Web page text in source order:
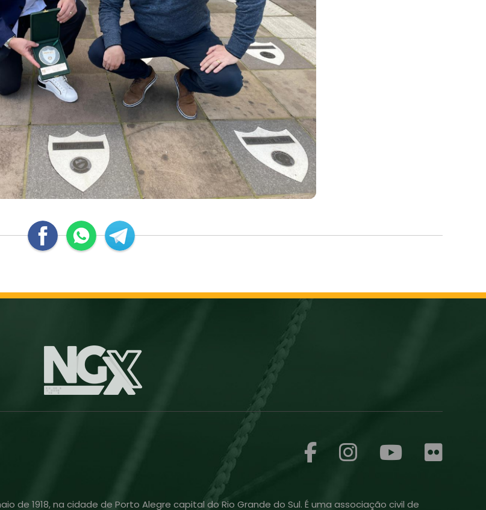
de 1918, na cidade de Porto Alegre capital do Rio Grande do Sul. É uma associação civil de